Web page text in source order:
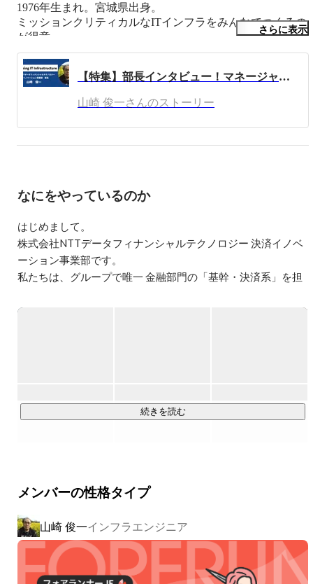
1976年生まれ。宮城県出身。
ミッションクリティカルなITインフラをみんなでつくるの
が得意。
現在はIT技術者として採用戦略を立案し実現するハイヤリ
ングマネージャーの任務が一番楽しい。
さらに表示
【特集】部長インタビュー！マネージャーでありながらIT技術者として活躍する山崎さんに話を聞いてみた
山崎 俊一さんのストーリー
なにをやっているのか
はじめまして。
株式会社NTTデータフィナンシャルテクノロジー 決済イノベ
ーション事業部です。
私たちは、グループで唯一 金融部門の「基幹・決済系」を担
https://www.wantedly.com/companies/company_3412420/pos
金融インフラを取り巻く環境は、目まぐるしい進化を遂げま
そこで私たちは、自社ブランド『CAFIS』を開発しました。
利用シーンや異なる処理ひとつひとつに対応するべく複数サ
ービスを立ち上げ、あらゆる“お金のとおり道”をデザインしま
す。
続きを読む
メンバーの性格タイプ
山崎 俊一インフラエンジニア